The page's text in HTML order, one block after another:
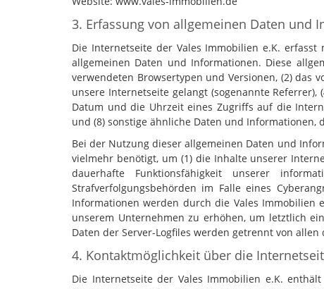
3. Erfassung von allgemeinen Daten und
Die Internetseite der Vales Immobilien e.K.
allgemeinen Daten und Informationen. Diese
verwendeten Browsertypen und Versionen, (2) das
unsere Internetseite gelangt (sogenannte
Datum und die Uhrzeit eines Zugriffs auf die
und (8) sonstige ähnliche Daten und
Bei der Nutzung dieser allgemeinen Daten und
vielmehr benötigt, um (1) die Inhalte unserer
dauerhafte Funktionsfähigkeit unserer
Strafverfolgungsbehörden im Falle eines
Informationen werden durch die Vales
unserem Unternehmen zu erhöhen, um letztlich
Daten der Server-Logfiles werden getrennt von
4. Kontaktmöglichkeit über die
Die Internetseite der Vales Immobilien e.K.